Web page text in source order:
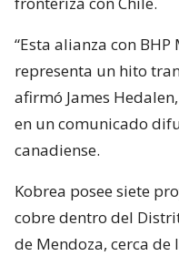
“Esta alianza con
representa un hito
afirmó James
en un comunicado
canadiense.
Kobrea posee siete
cobre dentro del
de Mendoza, cerca